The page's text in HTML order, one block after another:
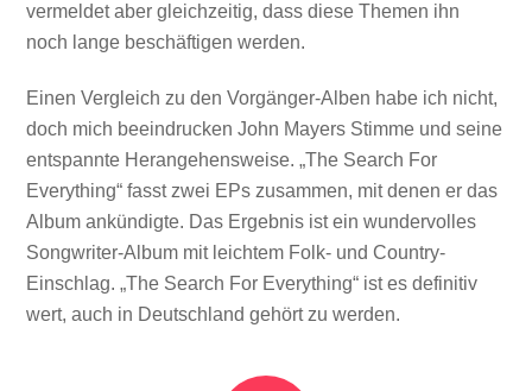
vermeldet aber gleichzeitig, dass diese Themen ihn
noch lange beschäftigen werden.
Einen Vergleich zu den Vorgänger-Alben habe ich nicht,
doch mich beeindrucken John Mayers Stimme und seine
entspannte Herangehensweise. „The Search For
Everything“ fasst zwei EPs zusammen, mit denen er das
Album ankündigte. Das Ergebnis ist ein wundervolles
Songwriter-Album mit leichtem Folk- und Country-
Einschlag. „The Search For Everything“ ist es definitiv
wert, auch in Deutschland gehört zu werden.